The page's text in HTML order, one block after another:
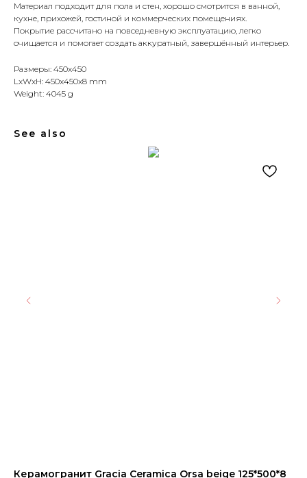
Материал подходит для пола и стен, хорошо смотрится в ванной,
кухне, прихожей, гостиной и коммерческих помещениях.
Покрытие рассчитано на повседневную эксплуатацию, легко
очищается и помогает создать аккуратный, завершённый интерьер.
Размеры: 450x450
LxWxH: 450x450x8 mm
Weight: 4045 g
See also
Керамогранит Gracia Ceramica Orsa beige 125*500*8